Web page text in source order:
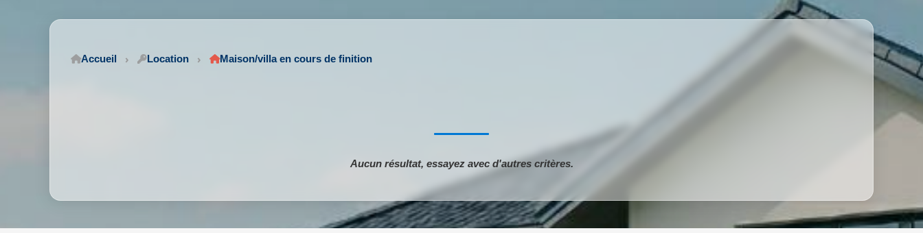
Accueil Location Maison/villa en cours de finition
Aucun résultat, essayez avec d'autres critères.